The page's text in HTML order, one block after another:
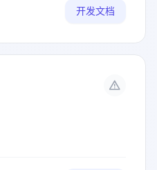
开发文档